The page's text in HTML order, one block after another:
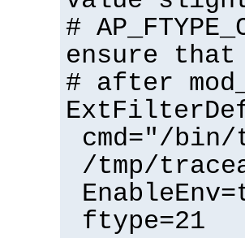
#
ensure
# after
cmd="/
/tmp/
ftype=21